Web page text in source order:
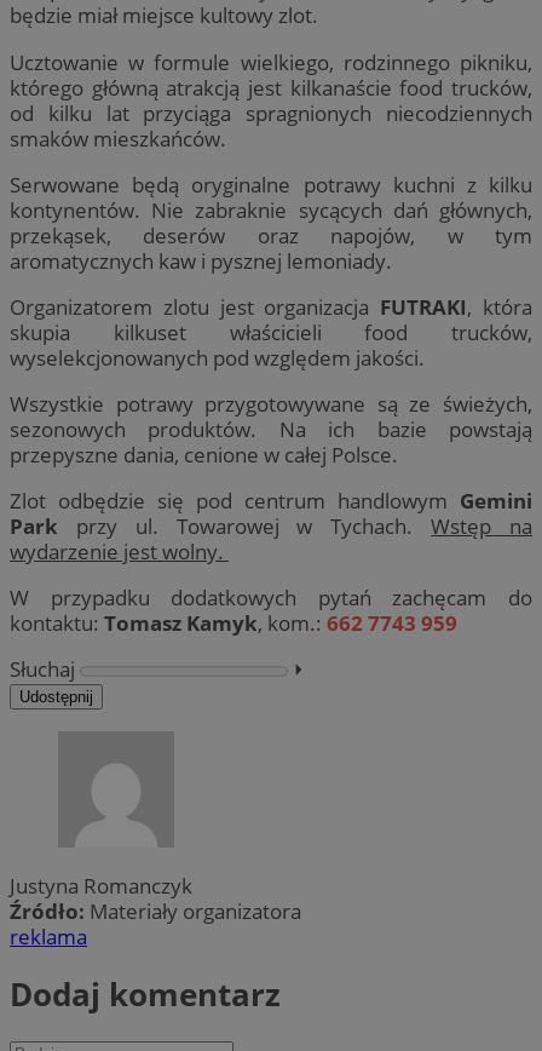
będzie miał miejsce kultowy zlot.
Ucztowanie w formule wielkiego, rodzinnego pikniku,
którego główną atrakcją jest kilkanaście food trucków,
od kilku lat przyciąga spragnionych niecodziennych
smaków mieszkańców.
Serwowane będą oryginalne potrawy kuchni z kilku
kontynentów. Nie zabraknie sycących dań głównych,
przekąsek, deserów oraz napojów, w tym
aromatycznych kaw i pysznej lemoniady.
Organizatorem zlotu jest organizacja FUTRAKI, która
skupia kilkuset właścicieli food trucków,
wyselekcjonowanych pod względem jakości.
Wszystkie potrawy przygotowywane są ze świeżych,
sezonowych produktów. Na ich bazie powstają
przepyszne dania, cenione w całej Polsce.
Zlot odbędzie się pod centrum handlowym Gemini
Park przy ul. Towarowej w Tychach.Wstęp na
wydarzenie jest wolny.
W przypadku dodatkowych pytań zachęcam do
kontaktu: Tomasz Kamyk, kom.: 662 7743 959
Słuchaj
⏵︎
Udostępnij
Justyna Romanczyk
Źródło: Materiały organizatora
reklama
Dodaj komentarz